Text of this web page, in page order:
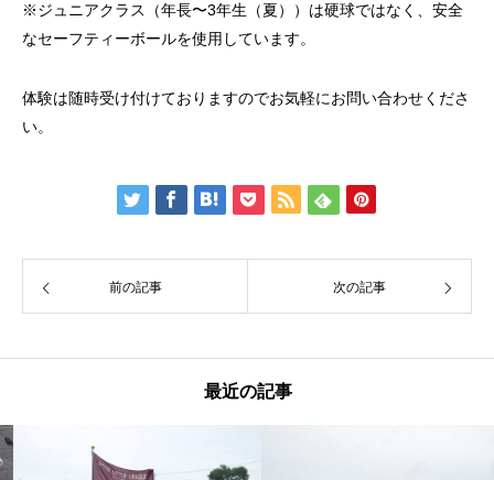
※ジュニアクラス（年長〜3年生（夏））は硬球ではなく、安全
なセーフティーボールを使用しています。
体験は随時受け付けておりますのでお気軽にお問い合わせくださ
い。
前の記事 次の記事
最近の記事